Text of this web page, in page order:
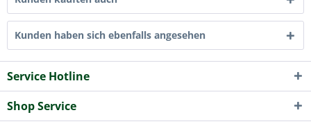
Kunden haben sich ebenfalls angesehen
Service Hotline
Shop Service